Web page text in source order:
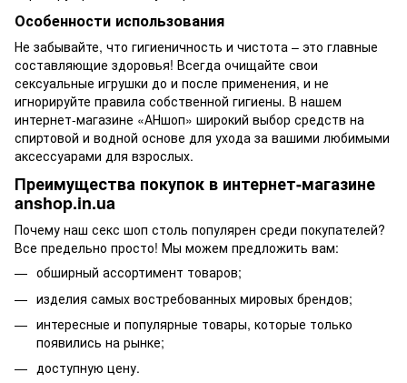
Особенности использования
Не забывайте, что гигиеничность и чистота – это главные
составляющие здоровья! Всегда очищайте свои
сексуальные игрушки до и после применения, и не
игнорируйте правила собственной гигиены. В нашем
интернет-магазине «АНшоп» широкий выбор средств на
спиртовой и водной основе для ухода за вашими любимыми
аксессуарами для взрослых.
Преимущества покупок в интернет-магазине
anshop.in.ua
Почему наш секс шоп столь популярен среди покупателей?
Все предельно просто! Мы можем предложить вам:
обширный ассортимент товаров;
изделия самых востребованных мировых брендов;
интересные и популярные товары, которые только
появились на рынке;
доступную цену.